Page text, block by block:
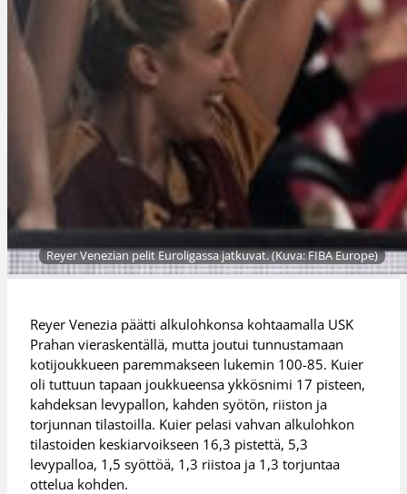
Reyer Venezian pelit Euroligassa jatkuvat. (Kuva: FIBA Europe)
Reyer Venezia päätti alkulohkonsa kohtaamalla USK
Prahan vieraskentällä, mutta joutui tunnustamaan
kotijoukkueen paremmakseen lukemin 100-85. Kuier
oli tuttuun tapaan joukkueensa ykkösnimi 17 pisteen,
kahdeksan levypallon, kahden syötön, riiston ja
torjunnan tilastoilla. Kuier pelasi vahvan alkulohkon
tilastoiden keskiarvoikseen 16,3 pistettä, 5,3
levypalloa, 1,5 syöttöä, 1,3 riistoa ja 1,3 torjuntaa
ottelua kohden.